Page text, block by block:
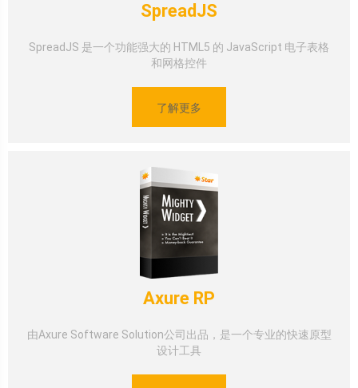
SpreadJS
SpreadJS 是一个功能强大的 HTML5 的 JavaScript 电子表格
和网格控件
了解更多
Axure RP
由Axure Software Solution公司出品，是一个专业的快速原型
设计工具